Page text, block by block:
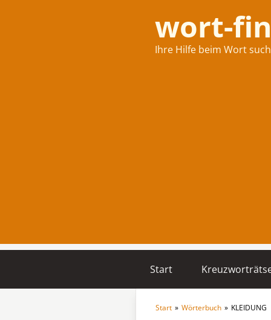
wort-
Ihre Hilfe beim Wort
Start
Start » Wörterbuch » KLEIDUNG